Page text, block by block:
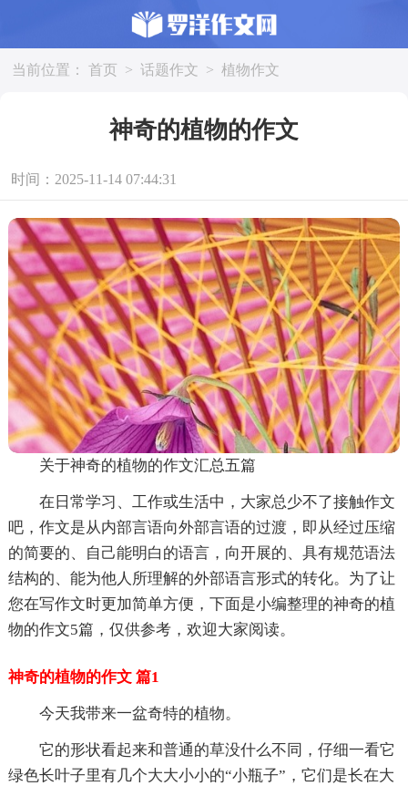
当前位置： 首页 > 话题作文 > 植物作文
神奇的植物的作文
时间：2025-11-14 07:44:31
关于神奇的植物的作文汇总五篇
在日常学习、工作或生活中，大家总少不了接触作文
吧，作文是从内部言语向外部言语的过渡，即从经过压缩
的简要的、自己能明白的语言，向开展的、具有规范语法
结构的、能为他人所理解的外部语言形式的转化。为了让
您在写作文时更加简单方便，下面是小编整理的神奇的植
物的作文5篇，仅供参考，欢迎大家阅读。
神奇的植物的作文 篇1
今天我带来一盆奇特的植物。
它的形状看起来和普通的草没什么不同，仔细一看它
绿色长叶子里有几个大大小小的“小瓶子”，它们是长在大